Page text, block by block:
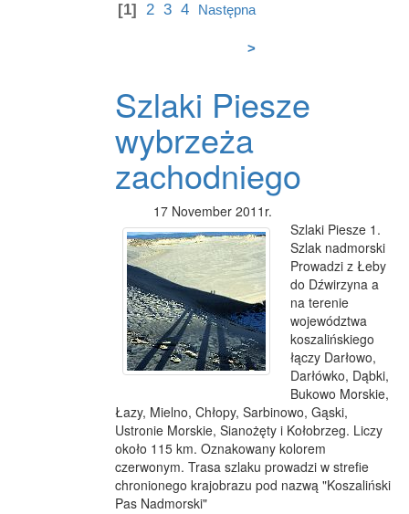
[1] 2 3 4 Następna
>
Szlaki Piesze
wybrzeża
zachodniego
17 November 2011r.
Szlaki Piesze 1.
Szlak nadmorski
Prowadzi z Łeby
do Dźwirzyna a
na terenie
województwa
koszalińskiego
łączy Darłowo,
Darłówko, Dąbki,
Bukowo Morskie,
Łazy, Mielno, Chłopy, Sarbinowo, Gąski,
Ustronie Morskie, Sianożęty i Kołobrzeg. Liczy
około 115 km. Oznakowany kolorem
czerwonym. Trasa szlaku prowadzi w strefie
chronionego krajobrazu pod nazwą "Koszaliński
Pas Nadmorski"